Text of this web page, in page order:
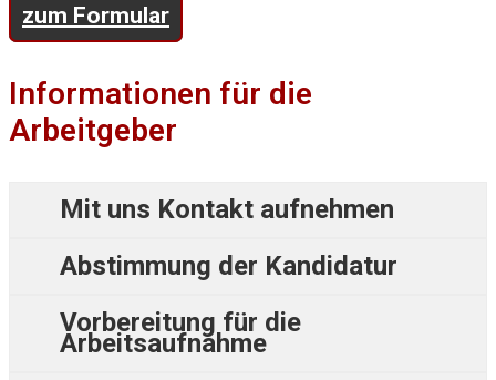
zum Formular
Informationen für die
Arbeitgeber
Mit uns Kontakt aufnehmen
Abstimmung der Kandidatur
Vorbereitung für die
Arbeitsaufnahme